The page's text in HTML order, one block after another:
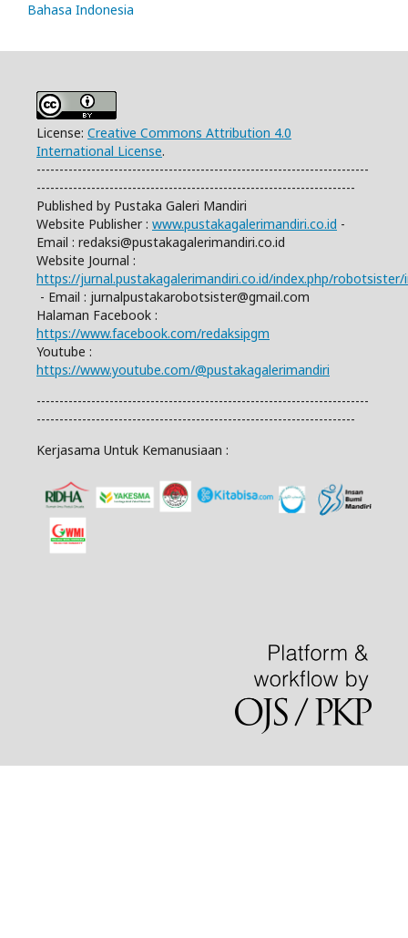
Bahasa Indonesia
License: Creative Commons Attribution 4.0
International License.
-------------------------------------------------------------------------
----------------------------------------------------------------------
Published by Pustaka Galeri Mandiri
Website Publisher : www.pustakagalerimandiri.co.id -
Email : redaksi@pustakagalerimandiri.co.id
Website Journal :
https://jurnal.pustakagalerimandiri.co.id/index.php/robotsister/
- Email : jurnalpustakarobotsister@gmail.com
Halaman Facebook :
https://www.facebook.com/redaksipgm
Youtube :
https://www.youtube.com/@pustakagalerimandiri
-------------------------------------------------------------------------
----------------------------------------------------------------------
Kerjasama Untuk Kemanusiaan :